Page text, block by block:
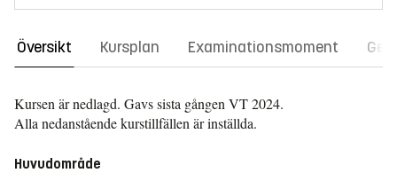
Översikt Kursplan Examinationsmoment
Kursen är nedlagd. Gavs sista gången VT 2024.
Alla nedanstående kurstillfällen är inställda.
Huvudområde